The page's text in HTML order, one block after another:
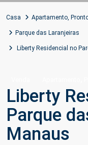
Casa Apartamento,
Parque das Laranjeiras
Liberty Residencial no
Liberty
Parque
Manaus